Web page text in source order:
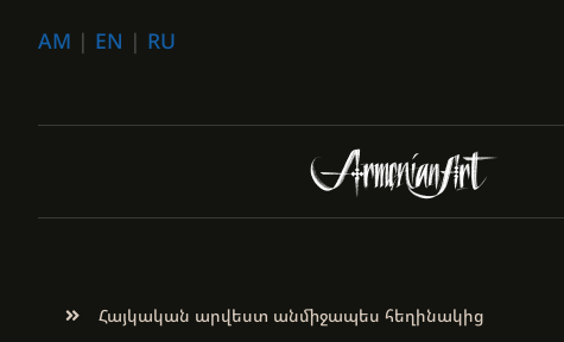
AM | EN | RU
Հայկական արվեստ անմիջապես հեղինակից